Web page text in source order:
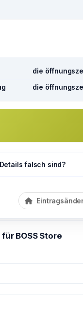
die
die
falsch sind?
BOSS Store